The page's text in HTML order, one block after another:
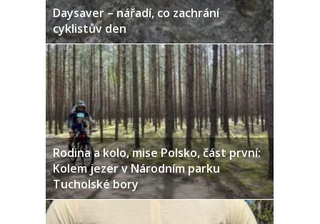
Daysaver – nářadí, co zachrání
cyklistův den
Rodina a kolo, mise Polsko, část první:
Kolem jezer v Národním parku
Tucholské bory